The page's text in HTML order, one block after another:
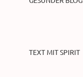
TEXT MIT SPIRIT